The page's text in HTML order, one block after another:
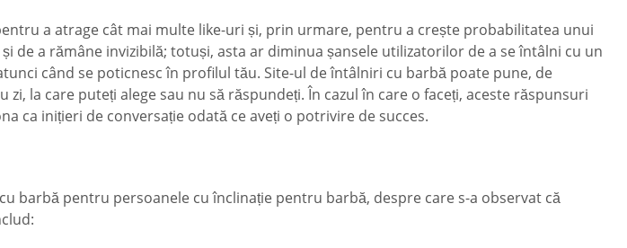
a atrage cât mai multe like-uri și, prin urmare, pentru a crește probabilitatea unui
de a rămâne invizibilă; totuși, asta ar diminua șansele utilizatorilor de a se întâlni cu un
când se poticnesc în profilul tău. Site-ul de întâlniri cu barbă poate pune, de
la care puteți alege sau nu să răspundeți. În cazul în care o faceți, aceste răspunsuri
ca inițieri de conversație odată ce aveți o potrivire de succes.
barbă pentru persoanele cu înclinație pentru barbă, despre care s-a observat că